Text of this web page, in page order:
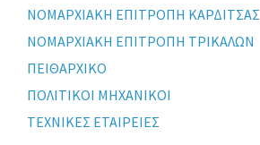
ΝΟΜΑΡΧΙΑΚΗ ΕΠΙΤΡΟΠΗ ΚΑΡΔΙΤΣΑΣ
ΝΟΜΑΡΧΙΑΚΗ ΕΠΙΤΡΟΠΗ ΤΡΙΚΑΛΩΝ
ΠΕΙΘΑΡΧΙΚΟ
ΠΟΛΙΤΙΚΟΙ ΜΗΧΑΝΙΚΟΙ
ΤΕΧΝΙΚΕΣ ΕΤΑΙΡΕΙΕΣ